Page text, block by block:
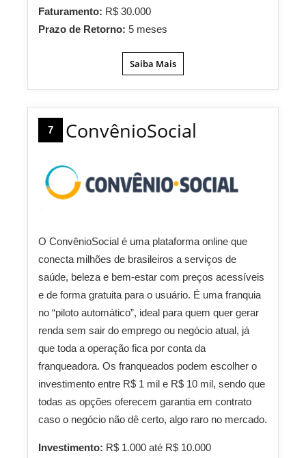
Faturamento: R$ 30.000
Prazo de Retorno: 5 meses
Saiba Mais
7 ConvênioSocial
O ConvênioSocial é uma plataforma online que
conecta milhões de brasileiros a serviços de
saúde, beleza e bem-estar com preços acessíveis
e de forma gratuita para o usuário. É uma franquia
no “piloto automático”, ideal para quem quer gerar
renda sem sair do emprego ou negócio atual, já
que toda a operação fica por conta da
franqueadora. Os franqueados podem escolher o
investimento entre R$ 1 mil e R$ 10 mil, sendo que
todas as opções oferecem garantia em contrato
caso o negócio não dê certo, algo raro no mercado.
Investimento: R$ 1.000 até R$ 10.000